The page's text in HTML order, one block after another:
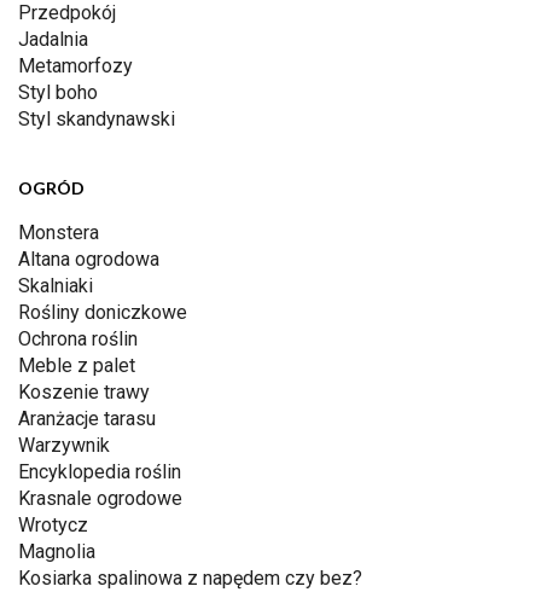
Przedpokój
Jadalnia
Metamorfozy
Styl boho
Styl skandynawski
OGRÓD
Monstera
Altana ogrodowa
Skalniaki
Rośliny doniczkowe
Ochrona roślin
Meble z palet
Koszenie trawy
Aranżacje tarasu
Warzywnik
Encyklopedia roślin
Krasnale ogrodowe
Wrotycz
Magnolia
Kosiarka spalinowa z napędem czy bez?